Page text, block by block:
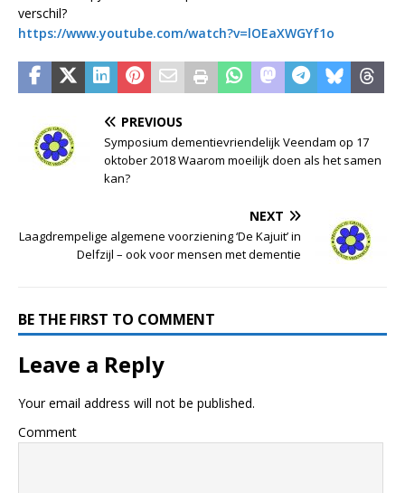
verschil?
https://www.youtube.com/watch?v=lOEaXWGYf1o
PREVIOUS
Symposium dementievriendelijk Veendam op 17
oktober 2018 Waarom moeilijk doen als het samen
kan?
NEXT
Laagdrempelige algemene voorziening ‘De Kajuit’ in
Delfzijl – ook voor mensen met dementie
BE THE FIRST TO COMMENT
Leave a Reply
Your email address will not be published.
Comment